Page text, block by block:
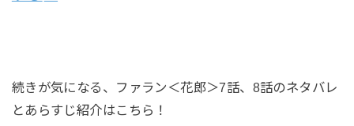
続きが気になる、ファラン＜花郎＞7話、8話のネタバレ
とあらすじ紹介はこちら！